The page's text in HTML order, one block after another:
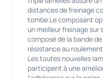
distances de freinage
tombe Le composant
un meilleur freinage sur
composé de la bande
résistance au
Les toutes nouvelles
participent à une